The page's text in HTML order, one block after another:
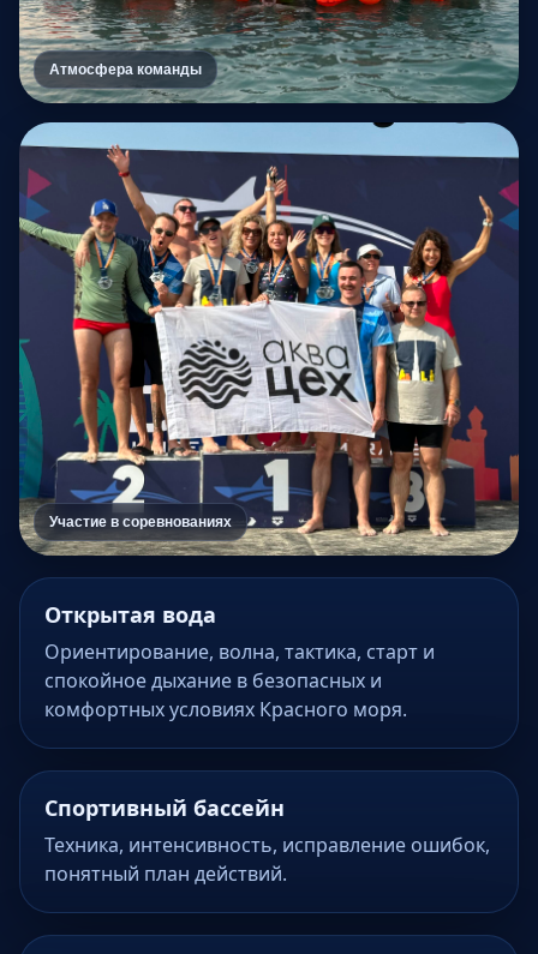
Атмосфера команды
Участие в соревнованиях
Открытая вода
Ориентирование, волна, тактика, старт и
спокойное дыхание в безопасных и
комфортных условиях Красного моря.
Спортивный бассейн
Техника, интенсивность, исправление ошибок,
понятный план действий.